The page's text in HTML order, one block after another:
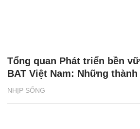
NHỊP SỐNG
Tổng quan Phát triển bền
BAT Việt Nam: Những